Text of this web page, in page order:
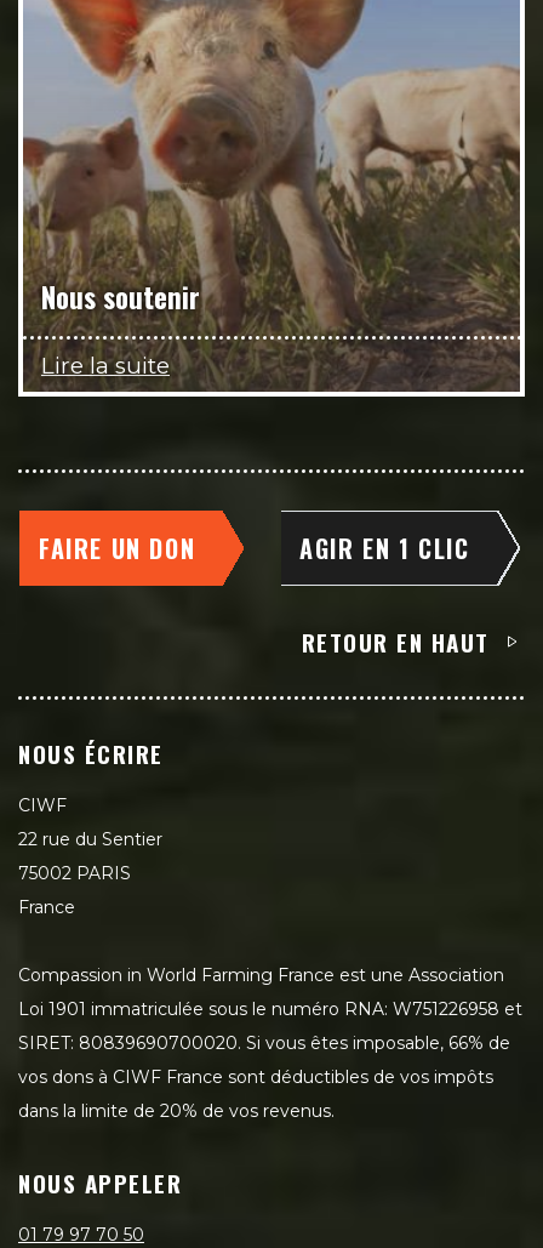
Nous soutenir
Lire la suite
FAIRE UN DON AGIR EN 1 CLIC
RETOUR EN HAUT
NOUS ÉCRIRE
CIWF
22 rue du Sentier
75002 PARIS
France
Compassion in World Farming France est une Association
Loi 1901 immatriculée sous le numéro RNA: W751226958 et
SIRET: 80839690700020. Si vous êtes imposable, 66% de
vos dons à CIWF France sont déductibles de vos impôts
dans la limite de 20% de vos revenus.
NOUS APPELER
01 79 97 70 50